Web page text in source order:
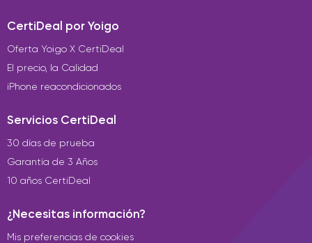
CertiDeal por Yoigo
Oferta Yoigo X CertiDeal
El precio, la Calidad
iPhone reacondicionados
Servicios CertiDeal
30 días de prueba
Garantía de 3 Años
10 años CertiDeal
¿Necesitas información?
Mis preferencias de cookies